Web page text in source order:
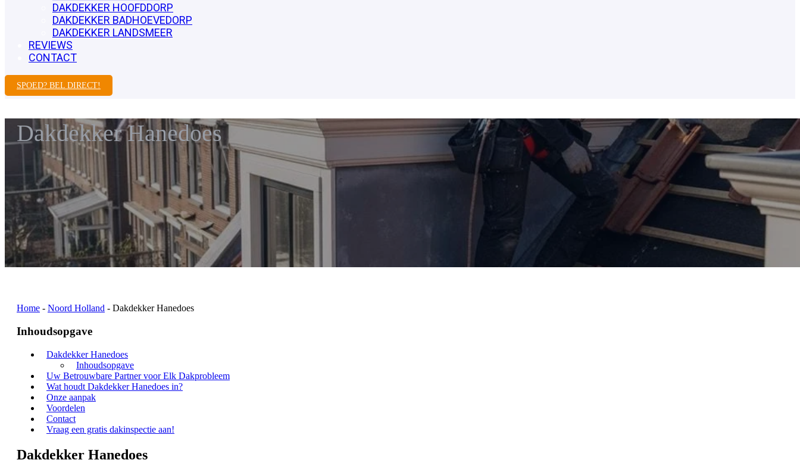
DAKDEKKER HOOFDDORP
DAKDEKKER BADHOEVEDORP
DAKDEKKER LANDSMEER
REVIEWS
CONTACT
SPOED? BEL DIRECT!
Dakdekker Hanedoes
Home - Noord Holland - Dakdekker Hanedoes
Inhoudsopgave
Dakdekker Hanedoes
Inhoudsopgave
Uw Betrouwbare Partner voor Elk Dakprobleem
Wat houdt Dakdekker Hanedoes in?
Onze aanpak
Voordelen
Contact
Vraag een gratis dakinspectie aan!
Dakdekker Hanedoes